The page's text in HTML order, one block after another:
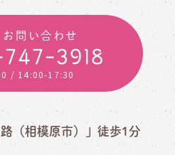
お問い合わせ
3918
/ 14:00-17:30
（相模原市）」徒歩1分